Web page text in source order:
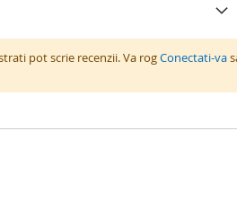
pot scrie recenzii. Va rogConectati-va